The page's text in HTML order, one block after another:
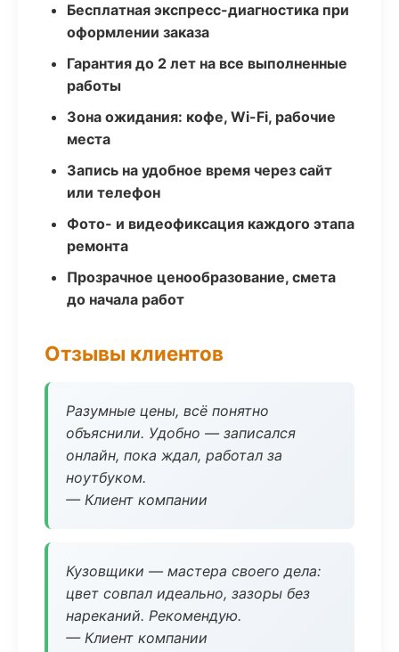
Бесплатная экспресс-диагностика при
оформлении заказа
Гарантия до 2 лет на все выполненные
работы
Зона ожидания: кофе, Wi-Fi, рабочие
места
Запись на удобное время через сайт
или телефон
Фото- и видеофиксация каждого этапа
ремонта
Прозрачное ценообразование, смета
до начала работ
Отзывы клиентов
Разумные цены, всё понятно
объяснили. Удобно — записался
онлайн, пока ждал, работал за
ноутбуком.
— Клиент компании
Кузовщики — мастера своего дела:
цвет совпал идеально, зазоры без
нареканий. Рекомендую.
— Клиент компании